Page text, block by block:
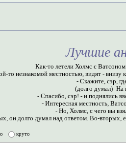
Лучшие
Как-то летели Холмс с
то незнакомой местностью, видят -
- Скажите, сэр,
(долго думал)-
- Спасибо, сэр! - и поднялись
- Интересная местность,
- Но, Холмс, с чего вы
он долго думал над ответом. Во-вторых,
круто